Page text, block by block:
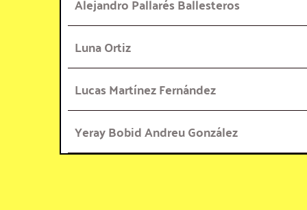
Luna Ortiz
Lucas Martínez Fernández
Yeray Bobid Andreu González